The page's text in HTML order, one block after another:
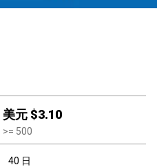
美元 $3.10
>= 500
40 日